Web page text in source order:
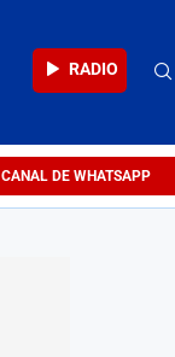
RADIO
CANAL DE WHATSAPP